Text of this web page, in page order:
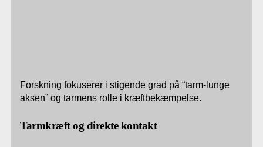
Forskning fokuserer i stigende grad på “tarm-lunge
aksen” og tarmens rolle i kræftbekæmpelse.
Tarmkræft og direkte kontakt